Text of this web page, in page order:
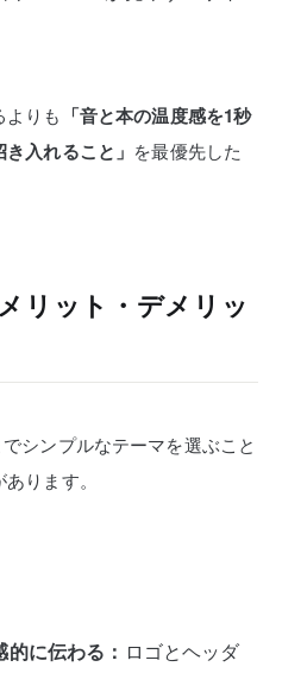
よりも 「音と本の温度感を1秒
入れること」 を最優先した
リット・デメリッ
シンプルなテーマを選ぶこと
ります。
的に伝わる： ロゴとヘッダ